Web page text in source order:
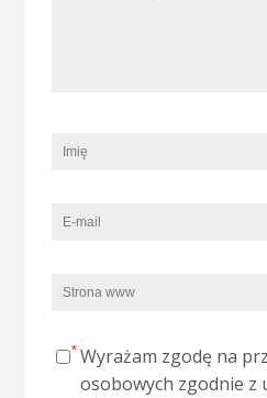
Wyrażam zgodę na
osobowych zgodnie z